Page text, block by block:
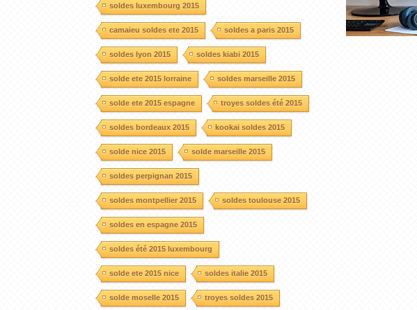
soldes luxembourg 2015
camaieu soldes ete 2015 soldes a paris 2015
soldes lyon 2015 soldes kiabi 2015
solde ete 2015 lorraine soldes marseille 2015
solde ete 2015 espagne troyes soldes été 2015
soldes bordeaux 2015 kookai soldes 2015
solde nice 2015 solde marseille 2015
soldes perpignan 2015
soldes montpellier 2015 soldes toulouse 2015
soldes en espagne 2015
soldes été 2015 luxembourg
solde ete 2015 nice soldes italie 2015
solde moselle 2015 troyes soldes 2015